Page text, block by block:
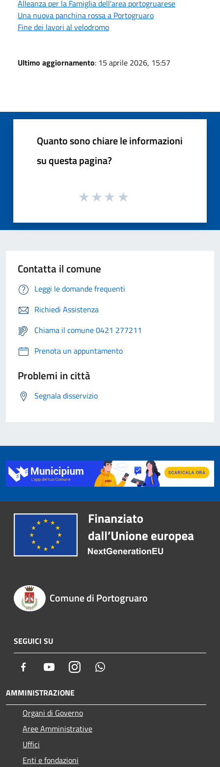
Alleanza per la Famiglia dell'area portogruarese
Una nuova panchina rossa a Portogruaro
Fine dei lavori al velodromo
Ultimo aggiornamento: 15 aprile 2026, 15:57
Quanto sono chiare le informazioni
su questa pagina?
Contatta il comune
Leggi le domande frequenti
Richiedi Assistenza
Chiama il comune 0421 277211
Prenota un appuntamento
Problemi in città
Segnala disservizio
Comune di Portogruaro
SEGUICI SU
Facebook YoutubeInstagram
AMMINISTRAZIONE
Organi di Governo
Aree Amministrative
Uffici
Enti e fondazioni